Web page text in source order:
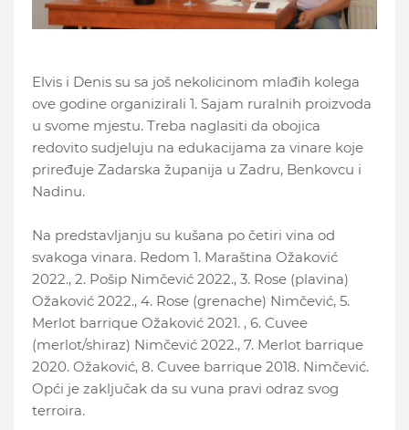
Elvis i Denis su sa još nekolicinom mlađih kolega
ove godine organizirali 1. Sajam ruralnih proizvoda
u svome mjestu. Treba naglasiti da obojica
redovito sudjeluju na edukacijama za vinare koje
priređuje Zadarska županija u Zadru, Benkovcu i
Nadinu.
Na predstavljanju su kušana po četiri vina od
svakoga vinara. Redom 1. Maraština Ožaković
2022., 2. Pošip Nimčević 2022., 3. Rose (plavina)
Ožaković 2022., 4. Rose (grenache) Nimčević, 5.
Merlot barrique Ožaković 2021. , 6. Cuvee
(merlot/shiraz) Nimčević 2022., 7. Merlot barrique
2020. Ožaković, 8. Cuvee barrique 2018. Nimčević.
Opći je zaključak da su vuna pravi odraz svog
terroira.